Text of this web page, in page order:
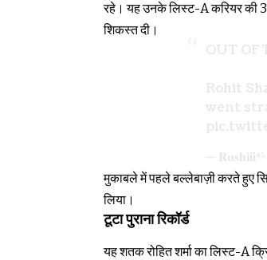
रहे। यह उनके लिस्ट-A करियर की
शिकस्त दी।
OUT OF
Rohit
went
—
मुकाबले में पहले बल्लेबाज़ी करते हुए
लिया।
टूटा पुराना रिकॉर्ड
यह शतक रोहित शर्मा का लिस्ट-A